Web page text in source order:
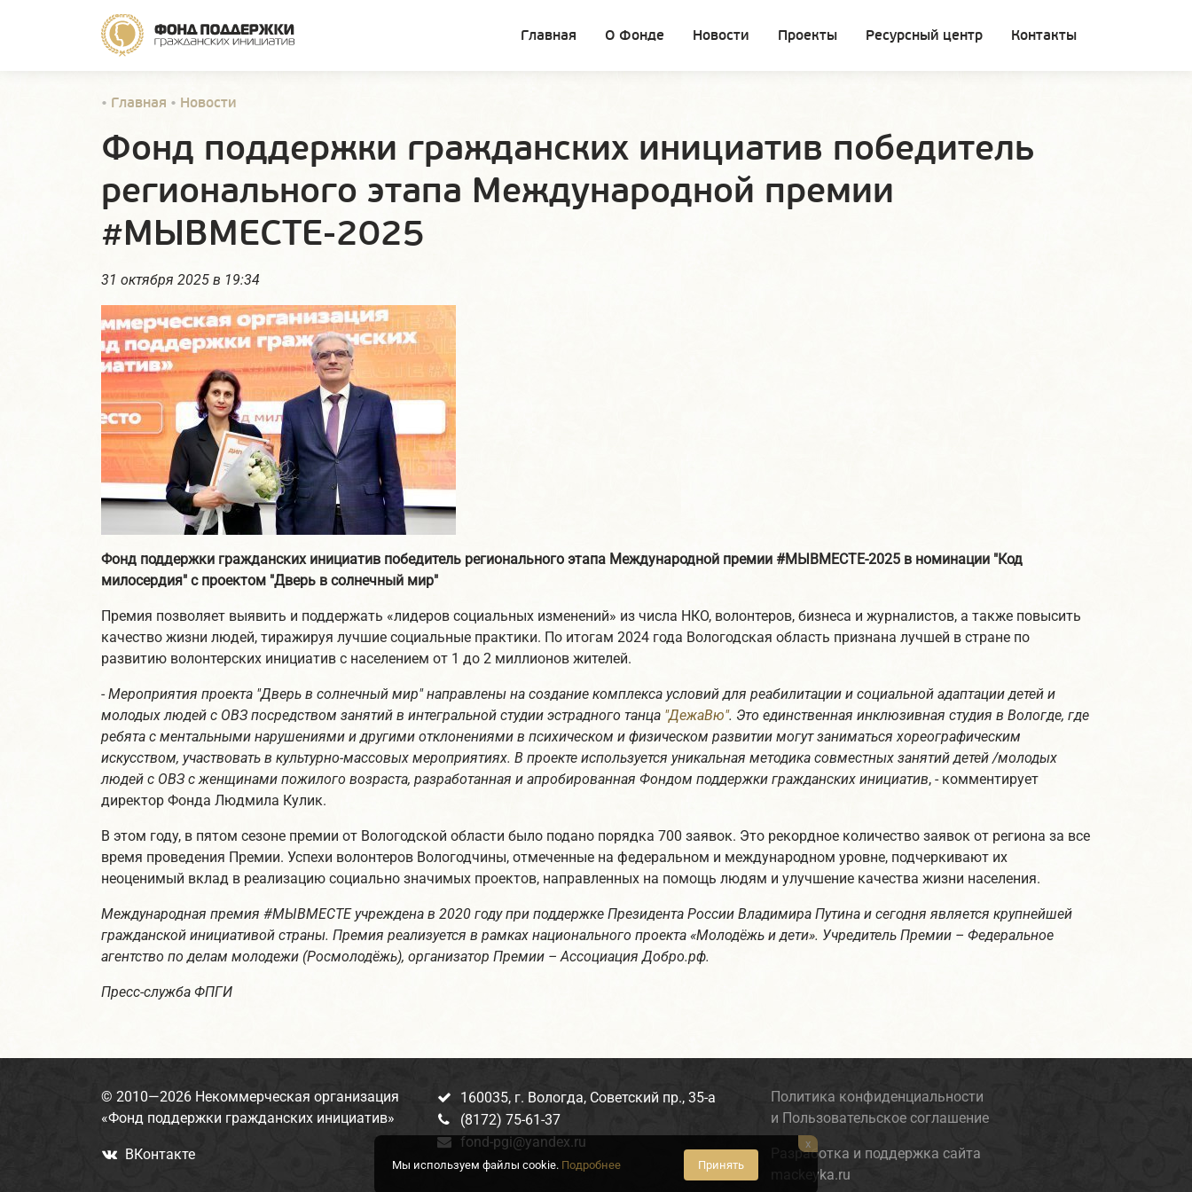
Главная О Фонде Новости Проекты Ресурсный центр Контакты
Мы используем файлы cookie. Подробнее Принять
x
• Главная • Новости
Фонд поддержки гражданских инициатив победитель
регионального этапа Международной премии
#МЫВМЕСТЕ-2025
31 октября 2025 в 19:34
Фонд поддержки гражданских инициатив победитель регионального этапа Международной премии #МЫВМЕСТЕ-2025 в номинации "Код
милосердия" с проектом "Дверь в солнечный мир"
Премия позволяет выявить и поддержать «лидеров социальных изменений» из числа НКО, волонтеров, бизнеса и журналистов, а также повысить
качество жизни людей, тиражируя лучшие социальные практики. По итогам 2024 года Вологодская область признана лучшей в стране по
развитию волонтерских инициатив с населением от 1 до 2 миллионов жителей.
-Мероприятия проекта "Дверь в солнечный мир" направлены на создание комплекса условий для реабилитации и социальной адаптации детей и
молодых людей с ОВЗ посредством занятий в интегральной студии эстрадного танца "ДежаВю". Это единственная инклюзивная студия в Вологде, где
ребята с ментальными нарушениями и другими отклонениями в психическом и физическом развитии могут заниматься хореографическим
искусством, участвовать в культурно-массовых мероприятиях. В проекте используется уникальная методика совместных занятий детей /молодых
людей с ОВЗ с женщинами пожилого возраста, разработанная и апробированная Фондом поддержки гражданских инициатив, - комментирует
директор Фонда Людмила Кулик.
В этом году, в пятом сезоне премии от Вологодской области было подано порядка 700 заявок. Это рекордное количество заявок от региона за все
время проведения Премии. Успехи волонтеров Вологодчины, отмеченные на федеральном и международном уровне, подчеркивают их
неоценимый вклад в реализацию социально значимых проектов, направленных на помощь людям и улучшение качества жизни населения.
Международная премия #МЫВМЕСТЕ учреждена в 2020 году при поддержке Президента России Владимира Путина и сегодня является крупнейшей
гражданской инициативой страны. Премия реализуется в рамках национального проекта «Молодёжь и дети». Учредитель Премии – Федеральное
агентство по делам молодежи (Росмолодёжь), организатор Премии – Ассоциация Добро.рф.
Пресс-служба ФПГИ
© 2010—2026 Некоммерческая организация
«Фонд поддержки гражданских инициатив»
 ВКонтакте
 160035, г. Вологда, Советский пр., 35-а
 (8172) 75-61-37
 fond-pgi@yandex.ru
Политика конфиденциальности
и Пользовательское соглашение
Разработка и поддержка сайта
mackeyka.ru